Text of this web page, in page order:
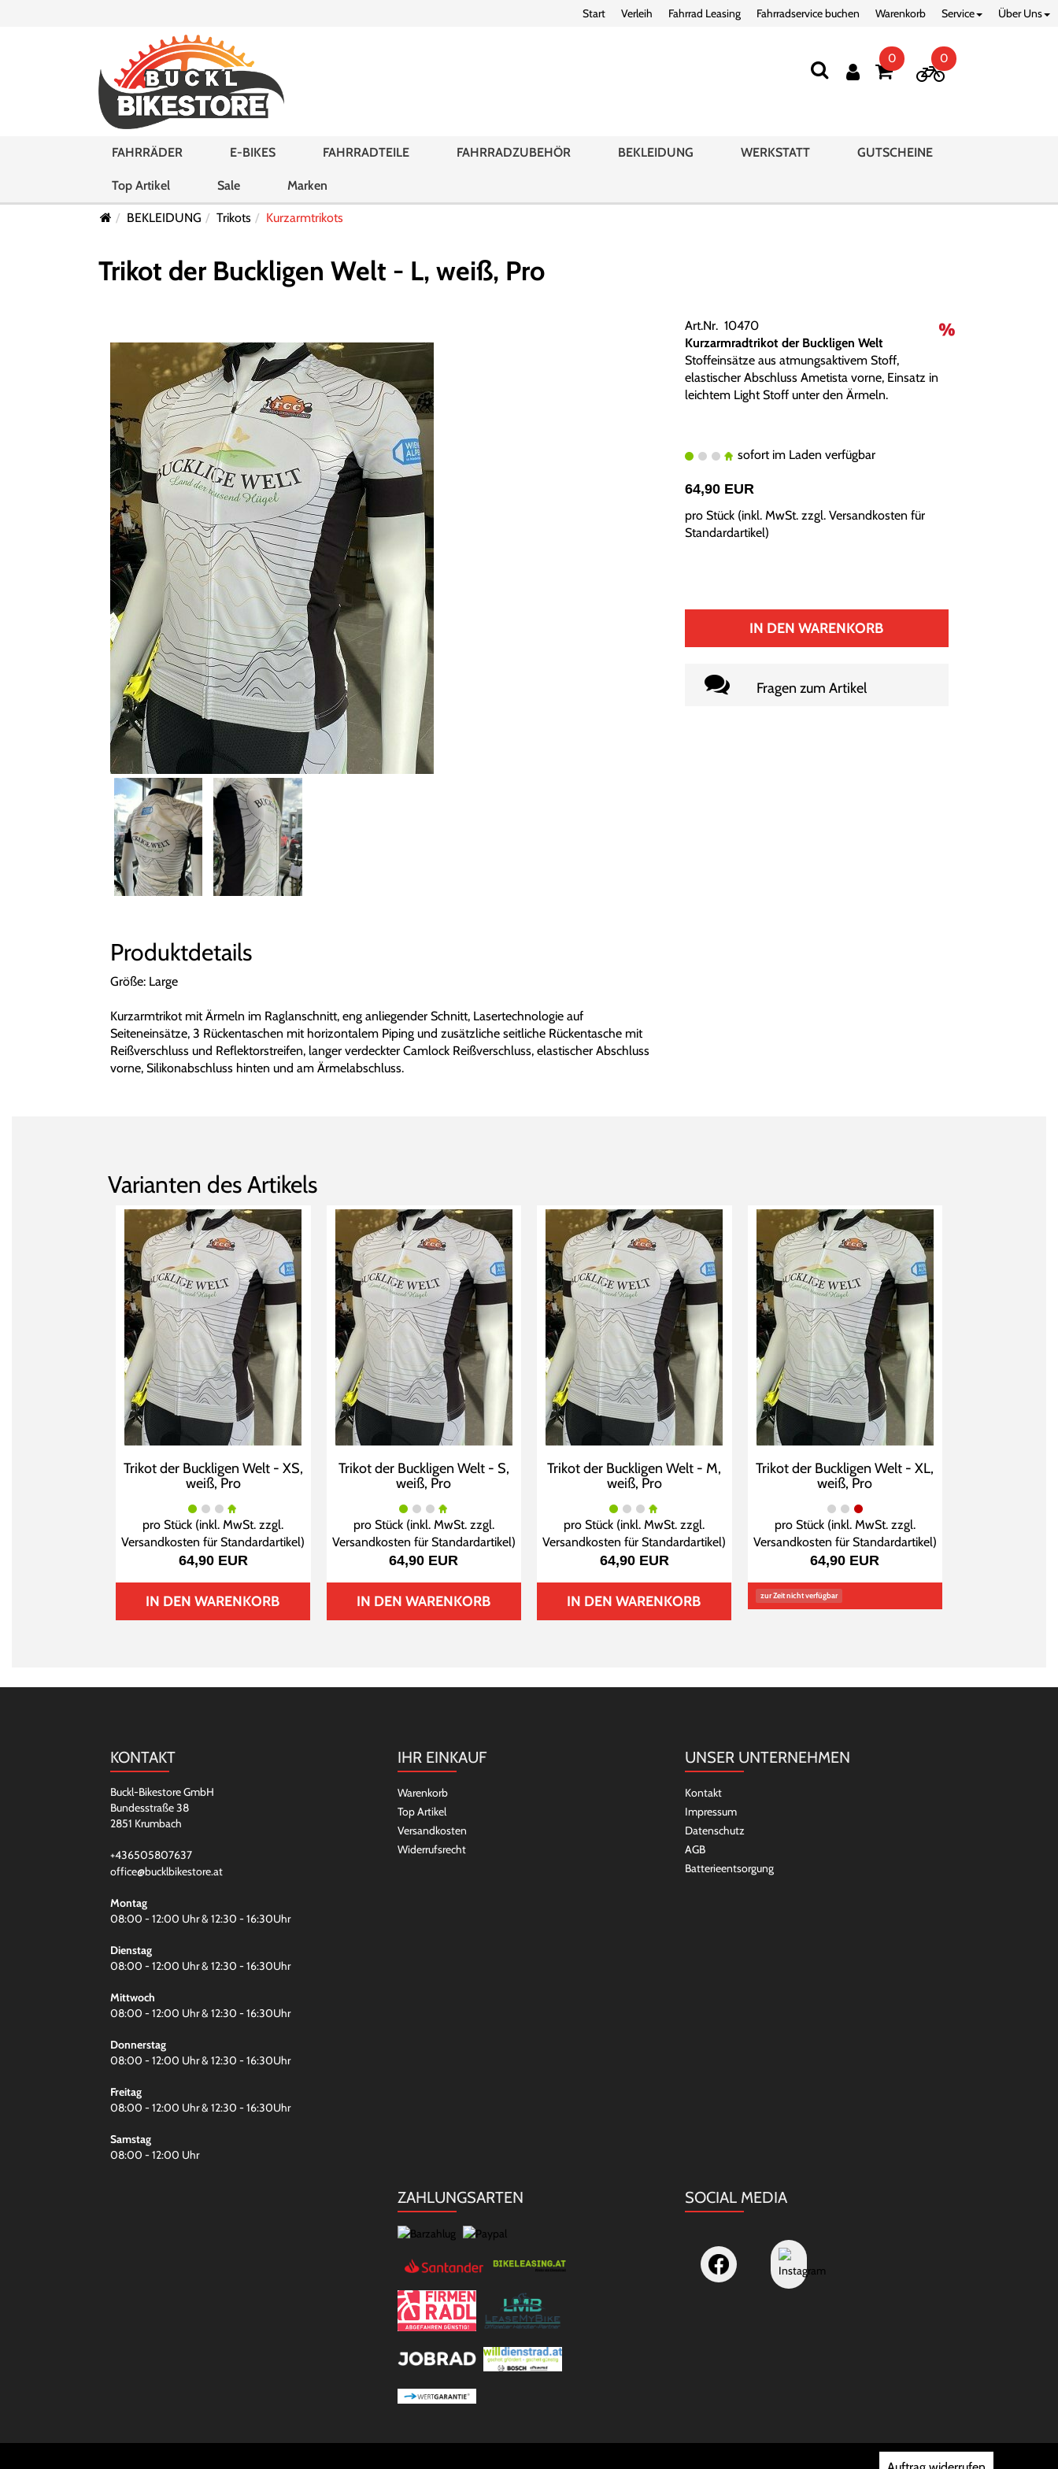
Start Verleih Fahrrad Leasing Fahrradservice buchen Warenkorb Service Über Uns
0 0
FAHRRÄDER E-BIKES FAHRRADTEILE FAHRRADZUBEHÖR BEKLEIDUNG WERKSTATT GUTSCHEINE
Top Artikel Sale Marken
BEKLEIDUNG Trikots Kurzarmtrikots
Trikot der Buckligen Welt - L, weiß, Pro
Produktdetails
Größe: Large
Kurzarmtrikot mit Ärmeln im Raglanschnitt, eng anliegender Schnitt, Lasertechnologie auf
Seiteneinsätze, 3 Rückentaschen mit horizontalem Piping und zusätzliche seitliche Rückentasche mit
Reißverschluss und Reflektorstreifen, langer verdeckter Camlock Reißverschluss, elastischer Abschluss
vorne, Silikonabschluss hinten und am Ärmelabschluss.
Art.Nr. 10470
Kurzarmradtrikot der Buckligen Welt
Stoffeinsätze aus atmungsaktivem Stoff,
elastischer Abschluss Ametista vorne, Einsatz in
leichtem Light Stoff unter den Ärmeln.
sofort im Laden verfügbar
64,90 EUR
pro Stück (inkl. MwSt. zzgl. Versandkosten für
Standardartikel)
IN DEN WARENKORB
Fragen zum Artikel
Varianten des Artikels
Trikot der Buckligen Welt - XS,
weiß, Pro
pro Stück (inkl. MwSt. zzgl.
Versandkosten für Standardartikel)
64,90 EUR
IN DEN WARENKORB
Trikot der Buckligen Welt - S,
weiß, Pro
pro Stück (inkl. MwSt. zzgl.
Versandkosten für Standardartikel)
64,90 EUR
IN DEN WARENKORB
Trikot der Buckligen Welt - M,
weiß, Pro
pro Stück (inkl. MwSt. zzgl.
Versandkosten für Standardartikel)
64,90 EUR
IN DEN WARENKORB
Trikot der Buckligen Welt - XL,
weiß, Pro
pro Stück (inkl. MwSt. zzgl.
Versandkosten für Standardartikel)
64,90 EUR
zur Zeit nicht verfügbar
KONTAKT
Buckl-Bikestore GmbH
Bundesstraße 38
2851 Krumbach
+436505807637
office@bucklbikestore.at
Montag
08:00 - 12:00 Uhr & 12:30 - 16:30Uhr
Dienstag
08:00 - 12:00 Uhr & 12:30 - 16:30Uhr
Mittwoch
08:00 - 12:00 Uhr & 12:30 - 16:30Uhr
Donnerstag
08:00 - 12:00 Uhr & 12:30 - 16:30Uhr
Freitag
08:00 - 12:00 Uhr & 12:30 - 16:30Uhr
Samstag
08:00 - 12:00 Uhr
IHR EINKAUF
Warenkorb
Top Artikel
Versandkosten
Widerrufsrecht
UNSER UNTERNEHMEN
Kontakt
Impressum
Datenschutz
AGB
Batterieentsorgung
ZAHLUNGSARTEN SOCIAL MEDIA